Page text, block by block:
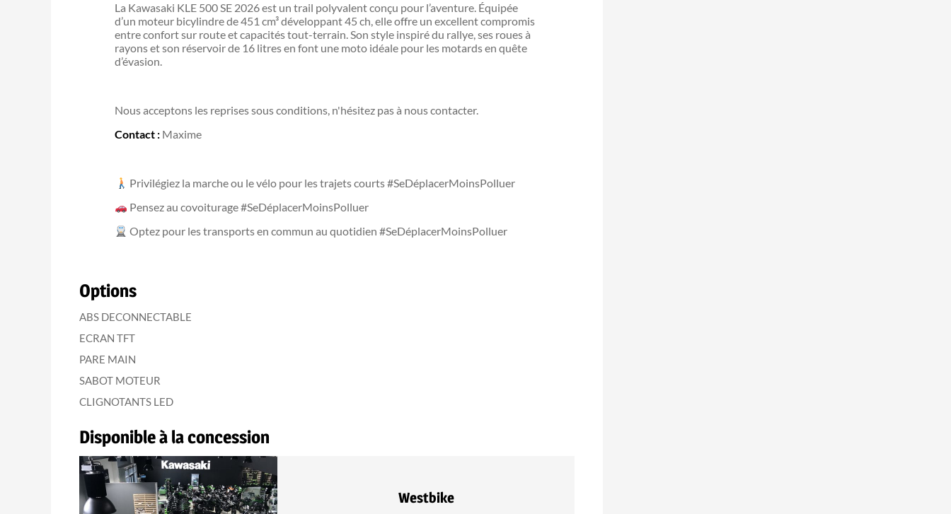
La Kawasaki KLE 500 SE 2026 est un trail polyvalent conçu pour l’aventure. Équipée
d’un moteur bicylindre de 451 cm³ développant 45 ch, elle offre un excellent compromis
entre confort sur route et capacités tout-terrain. Son style inspiré du rallye, ses roues à
rayons et son réservoir de 16 litres en font une moto idéale pour les motards en quête
d’évasion.
Nous acceptons les reprises sous conditions, n'hésitez pas à nous contacter.
Contact : Maxime
Privilégiez la marche ou le vélo pour les trajets courts #SeDéplacerMoinsPolluer
Pensez au covoiturage #SeDéplacerMoinsPolluer
Optez pour les transports en commun au quotidien #SeDéplacerMoinsPolluer
Options
ABS DECONNECTABLE
ECRAN TFT
PARE MAIN
SABOT MOTEUR
CLIGNOTANTS LED
Disponible à la concession
Westbike